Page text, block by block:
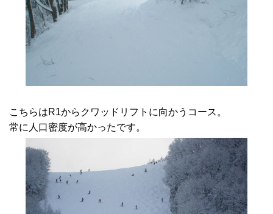
こちらはR1からクワッドリフトに向かうコース。
常に人口密度が高かったです。